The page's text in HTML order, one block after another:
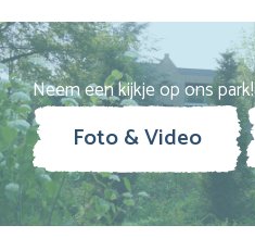
Neem een kijkje op ons park!
Foto & Video